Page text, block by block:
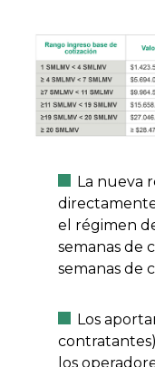
La nueva
el régimen
semanas de
semanas de
Los
los